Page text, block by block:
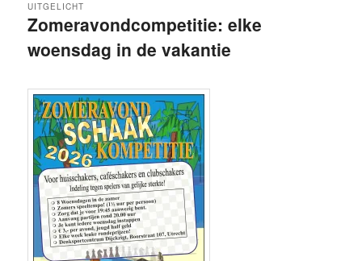
Zomeravondcompetitie: elke
woensdag in de vakantie
UITGELICHT